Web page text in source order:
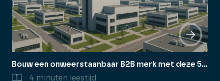
Bouw een onweerstaanbaar B2B merk met deze 5 tips
4 minuten leestijd